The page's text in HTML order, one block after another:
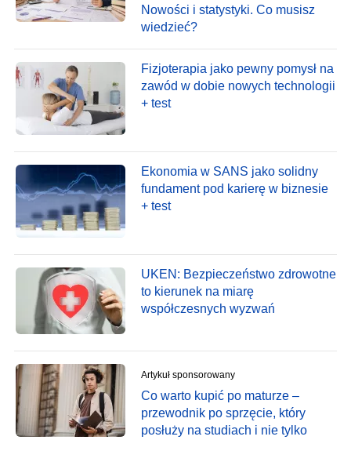
Nowości i statystyki. Co musisz
wiedzieć?
Fizjoterapia jako pewny pomysł na
zawód w dobie nowych technologii
+ test
Ekonomia w SANS jako solidny
fundament pod karierę w biznesie
+ test
UKEN: Bezpieczeństwo zdrowotne
to kierunek na miarę
współczesnych wyzwań
Artykuł sponsorowany
Co warto kupić po maturze –
przewodnik po sprzęcie, który
posłuży na studiach i nie tylko